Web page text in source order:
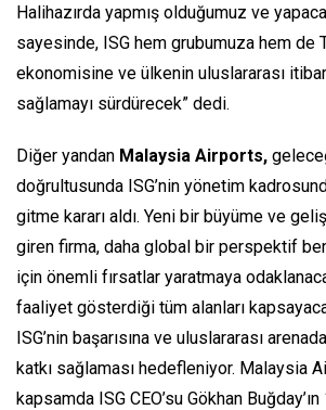
Halihazırda yapmış olduğumuz ve
sayesinde, ISG hem grubumuza hem de
ekonomisine ve ülkenin uluslararası
sağlamayı sürdürecek” dedi.
Diğer yandan Malaysia Airports,
doğrultusunda ISG’nin yönetim
gitme kararı aldı. Yeni bir büyüme ve
giren firma, daha global bir perspektif
için önemli fırsatlar yaratmaya
faaliyet gösterdiği tüm alanları
ISG’nin başarısına ve uluslararası
katkı sağlaması hedefleniyor. Malaysia
kapsamda ISG CEO’su Gökhan